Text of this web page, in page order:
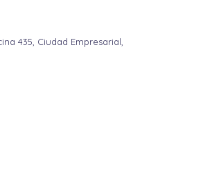
435, Ciudad Empresarial,